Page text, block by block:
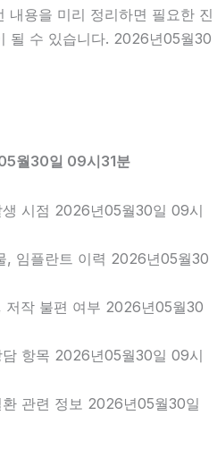
내용을 미리 정리하면 필요한 진
될 수 있습니다. 2026년05월30
월30일 09시31분
시점 2026년05월30일 09시
, 임플란트 이력 2026년05월30
저작 불편 여부 2026년05월30
항목 2026년05월30일 09시
관련 정보 2026년05월30일